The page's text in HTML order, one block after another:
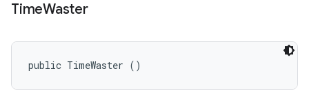
TimeWaster
public TimeWaster ()